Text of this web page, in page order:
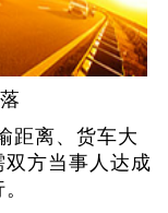
距离、货车大
方当事人达成